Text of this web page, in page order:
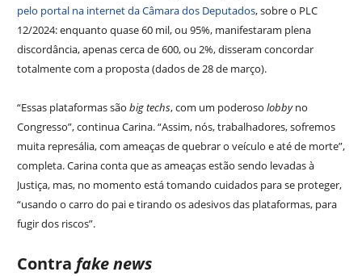
pelo portal na internet da Câmara dos Deputados, sobre o PLC
12/2024: enquanto quase 60 mil, ou 95%, manifestaram plena
discordância, apenas cerca de 600, ou 2%, disseram concordar
totalmente com a proposta (dados de 28 de março).
“Essas plataformas são big techs, com um poderoso lobbyno
Congresso”, continua Carina. “Assim, nós, trabalhadores, sofremos
muita represália, com ameaças de quebrar o veículo e até de morte”,
completa. Carina conta que as ameaças estão sendo levadas à
Justiça, mas, no momento está tomando cuidados para se proteger,
“usando o carro do pai e tirando os adesivos das plataformas, para
fugir dos riscos”.
Contra fake news